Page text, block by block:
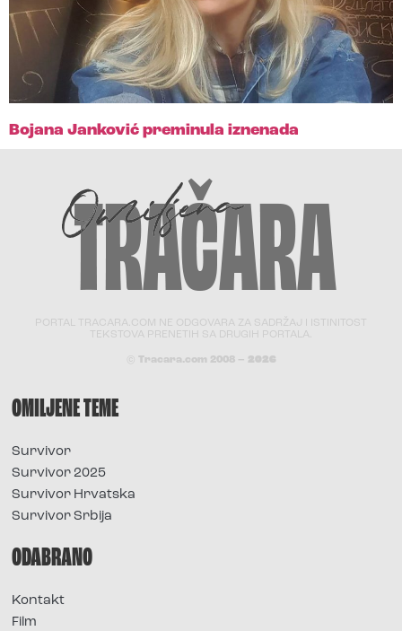
Bojana Janković preminula iznenada
PORTAL TRACARA.COM NE ODGOVARA ZA SADRŽAJ I ISTINITOST
TEKSTOVA PRENETIH SA DRUGIH PORTALA.
© Tracara.com 2008 – 2026
OMILJENE TEME
Survivor
Survivor 2025
Survivor Hrvatska
Survivor Srbija
ODABRANO
Kontakt
Film